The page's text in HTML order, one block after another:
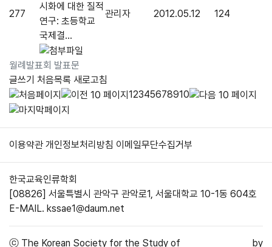
월례발표회 발표문
277
시화에 대한 질적
연구: 초등학교
국제결...
관리자 2012.05.12 124
글쓰기 처음목록 새로고침
12345678910
이용약관 개인정보처리방침 이메일무단수집거부
한국교육인류학회
[08826] 서울특별시 관악구 관악로1, 서울대학교 10-1동 604호
E-MAIL. kssae1@daum.net
ⓒ The Korean Society for the Study of by